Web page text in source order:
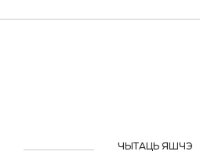
ЧЫТАЦЬ ЯШЧЭ